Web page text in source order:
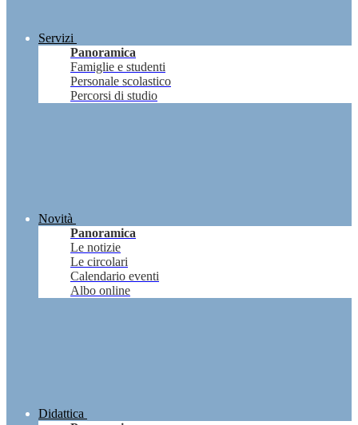
Servizi
Panoramica
Famiglie e studenti
Personale scolastico
Percorsi di studio
Novità
Panoramica
Le notizie
Le circolari
Calendario eventi
Albo online
Didattica